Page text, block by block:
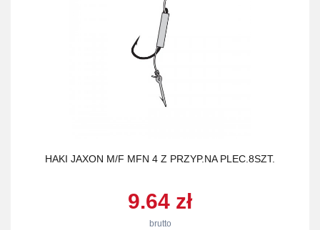
HAKI JAXON M/F MFN 4 Z PRZYP.NA PLEC.8SZT.
9.64 zł
brutto